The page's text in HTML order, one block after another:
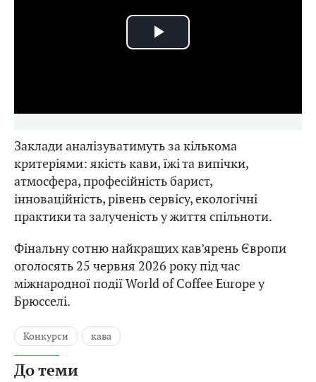
Play
Заклади аналізуватимуть за кількома
критеріями: якість кави, їжі та випічки,
атмосфера, професійність барист,
інноваційність, рівень сервісу, екологічні
практики та залученість у життя спільноти.
Фінальну сотню найкращих кав’ярень Європи
оголосять 25 червня 2026 року під час
міжнародної події World of Coffee Europe у
Брюсселі.
Конкурси кава
До теми